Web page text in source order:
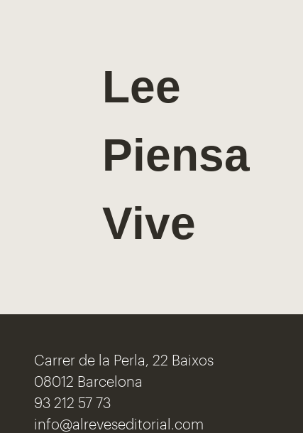
Lee
Piensa
Vive
Carrer de la Perla, 22 Baixos
08012 Barcelona
93 212 57 73
info@alreveseditorial.com